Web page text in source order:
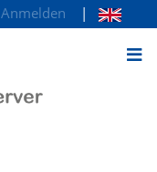
Anmelden